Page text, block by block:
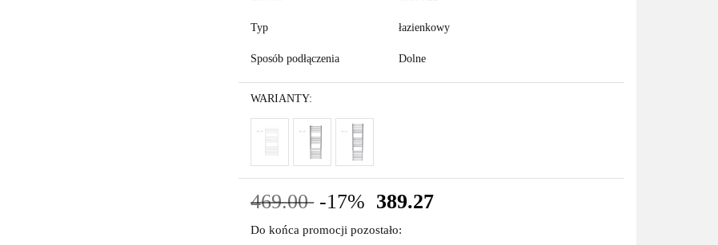
Typ łazienkowy
Sposób podłączenia Dolne
WARIANTY:
469.00 -17% 389.27
Do końca promocji pozostało: